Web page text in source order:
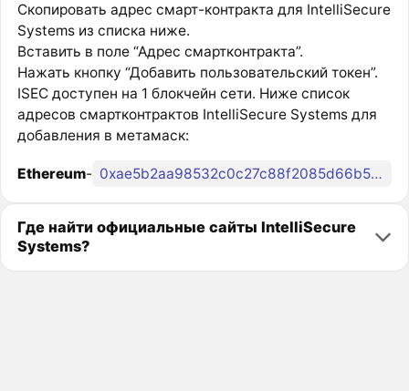
Скопировать адрес смарт-контракта для IntelliSecure
Systems из списка ниже.
Вставить в поле “Адрес смартконтракта”.
Нажать кнопку “Добавить пользовательский токен”.
ISEC доступен на 1 блокчейн сети. Ниже список
адресов смартконтрактов IntelliSecure Systems для
добавления в метамаск:
Ethereum- 0xae5b2aa98532c0c27c88f2085d66b5263f4b9fee
Где найти официальные сайты IntelliSecure
Systems?